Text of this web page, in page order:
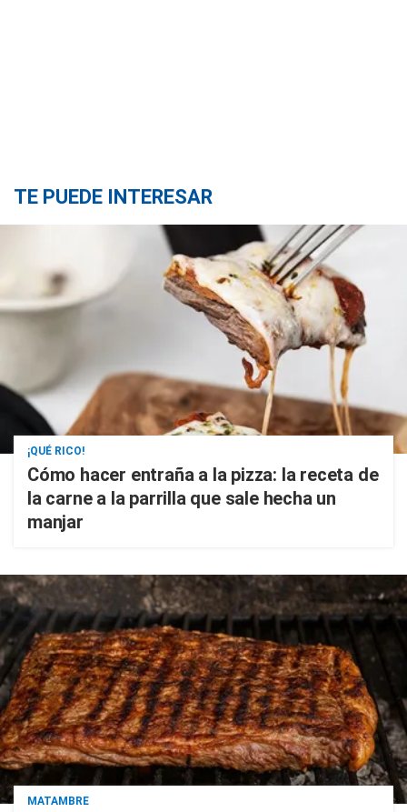
TE PUEDE INTERESAR
¡QUÉ RICO!
Cómo hacer entraña a la pizza: la receta de
la carne a la parrilla que sale hecha un
manjar
MATAMBRE